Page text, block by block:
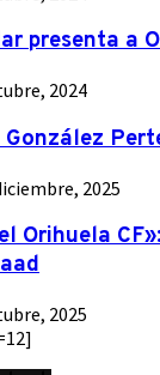
presenta a
2024
2025
Orihuela
2025